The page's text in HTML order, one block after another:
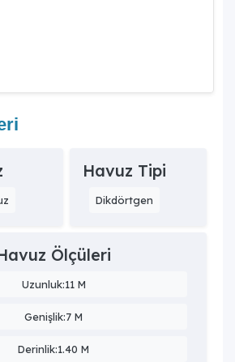
Havuz Tipi
Dikdörtgen
Ölçüleri
Uzunluk:11 M
Genişlik:7 M
Derinlik:1.40 M